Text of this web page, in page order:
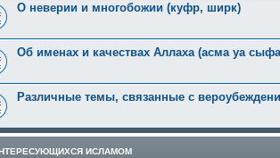
О неверии и многобожии (куфр, ширк)
Об именах и качествах Аллаха (асма уа
Различные темы, связанные с
ИСЛАМОМ